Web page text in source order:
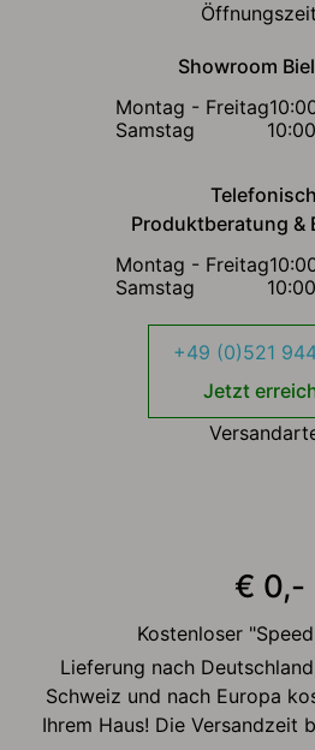
Showroom
Montag - Freitag
Samstag
Produktberatung &
Montag - Freitag
Samstag
+49 (0)521
Jetzt
€ 0,-
Kostenloser
Lieferung nach
Schweiz und nach Europa
Ihrem Haus! Die Versandzeit